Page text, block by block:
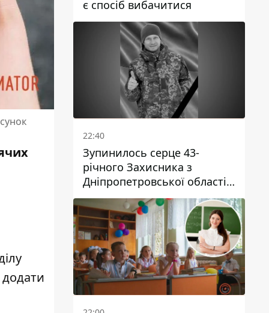
є спосіб вибачитися
22:40
Зупинилось серце 43-
річного Захисника з
Дніпропетровської області
Євгена Зінченка